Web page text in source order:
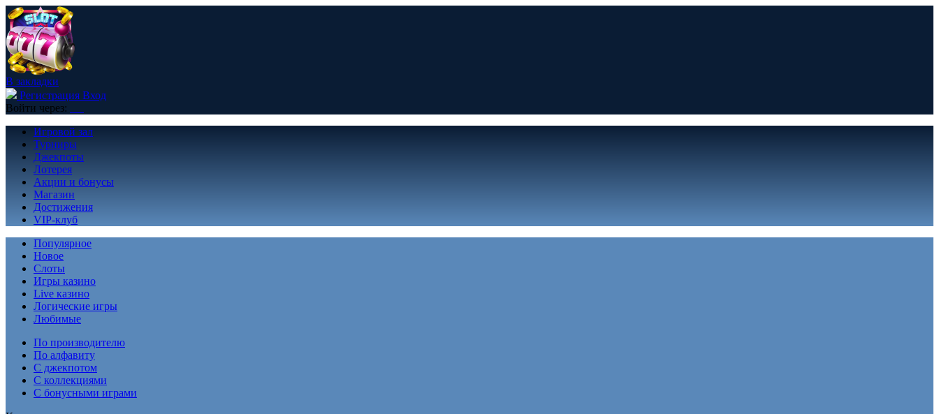
В закладки
Регистрация Вход
Войти через:
Игровой зал
Турниры
Джекпоты
Лотерея
Акции и бонусы
Магазин
Достижения
VIP-клуб
Популярное
Новое
Слоты
Игры казино
Live казино
Логические игры
Любимые
По производителю
По алфавиту
С джекпотом
С коллекциями
С бонусными играми